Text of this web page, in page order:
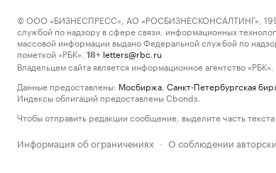
© ООО «БИЗНЕСПРЕСС», АО «РОСБИЗНЕСКОНСАЛТИНГ»,
службой по надзору в сфере связи, информационных
массовой информации выдано Федеральной службой по
пометкой «РБК».
18+ letters@rbc.ru
Владельцем сайта является информационное агентство «РБК».
Данные предоставлены: Мосбиржа Санкт-Петербургская
Индексы облигаций предоставлены Cbonds.
Чтобы отправить редакции сообщение, выделите часть
Информация об ограничениях · О соблюдении